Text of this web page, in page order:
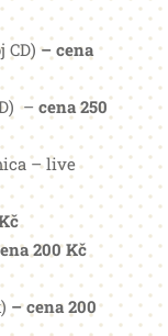
– cena
– cena 250
– live
200 Kč
– cena 200